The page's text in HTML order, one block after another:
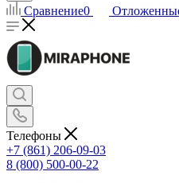
Сравнение0
Телефоны
+7 (861) 206-09-03
8 (800) 500-00-22